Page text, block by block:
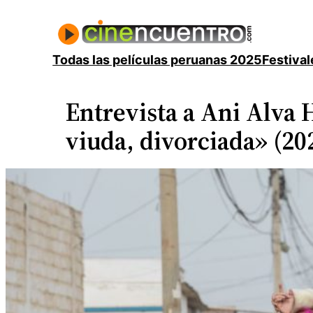
contenidoTodas las películas peruanas 2025
Entrevista a Ani Alva
viuda, divorciada»